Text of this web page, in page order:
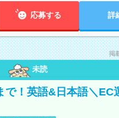
応募する 詳
掲
未読
で！英語&日本語＼EC